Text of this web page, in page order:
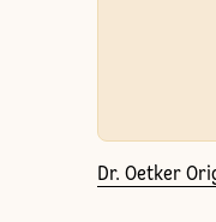
Dr. Oetker